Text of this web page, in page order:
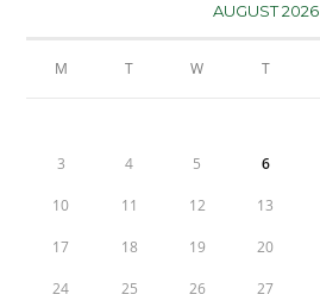
AUGUST 2026
M T W T
3 4 5 6
10 11 12 13
17 18 19 20
24 25 26 27